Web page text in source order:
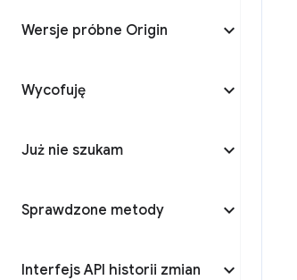
Wersje próbne Origin
Wycofuję
Już nie szukam
Sprawdzone metody
Interfejs API historii zmian